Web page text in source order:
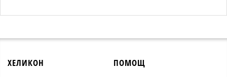
ХЕЛИКОН ПОМОЩ